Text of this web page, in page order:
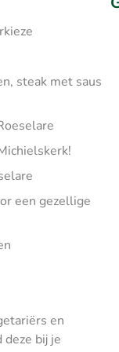
steak met saus
een gezellige
en
bij je